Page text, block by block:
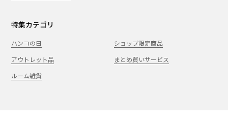
特集カテゴリ
ハンコの日
ショップ限定商品
アウトレット品
まとめ買いサービス
ルーム雑貨